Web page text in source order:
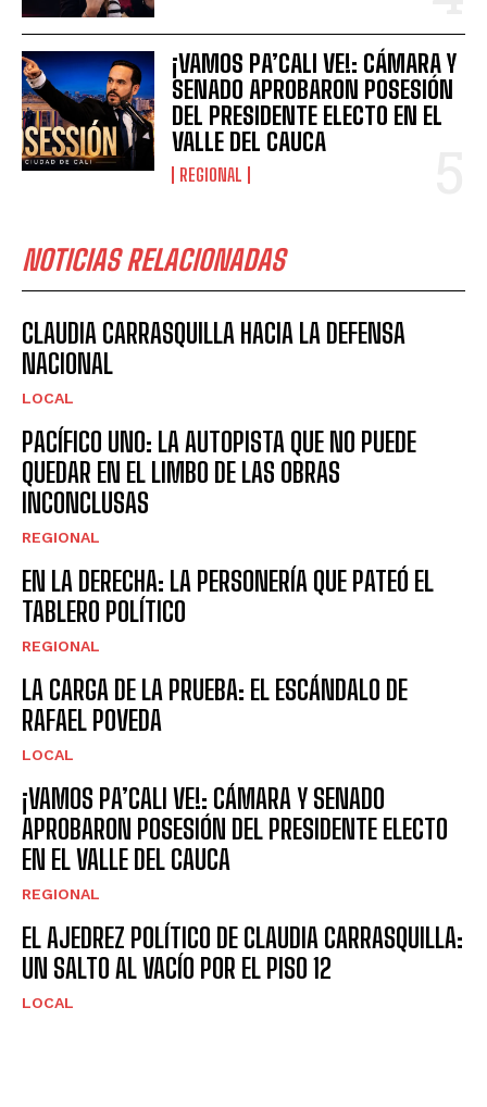
¡VAMOS PA’CALI VE!: CÁMARA Y
SENADO APROBARON POSESIÓN
DEL PRESIDENTE ELECTO EN EL
VALLE DEL CAUCA
REGIONAL
NOTICIAS RELACIONADAS
CLAUDIA CARRASQUILLA HACIA LA DEFENSA
NACIONAL
LOCAL
PACÍFICO UNO: LA AUTOPISTA QUE NO PUEDE
QUEDAR EN EL LIMBO DE LAS OBRAS
INCONCLUSAS
REGIONAL
EN LA DERECHA: LA PERSONERÍA QUE PATEÓ EL
TABLERO POLÍTICO
REGIONAL
LA CARGA DE LA PRUEBA: EL ESCÁNDALO DE
RAFAEL POVEDA
LOCAL
¡VAMOS PA’CALI VE!: CÁMARA Y SENADO
APROBARON POSESIÓN DEL PRESIDENTE ELECTO
EN EL VALLE DEL CAUCA
REGIONAL
EL AJEDREZ POLÍTICO DE CLAUDIA CARRASQUILLA:
UN SALTO AL VACÍO POR EL PISO 12
LOCAL